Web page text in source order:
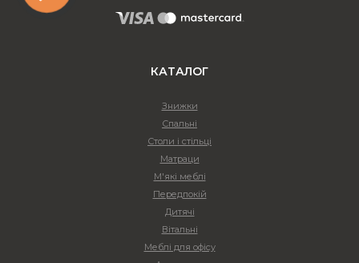
КАТАЛОГ
Знижки
Спальні
Столи і стільці
Матраци
М'які меблі
Передпокій
Дитячі
Вітальні
Меблі для офісу